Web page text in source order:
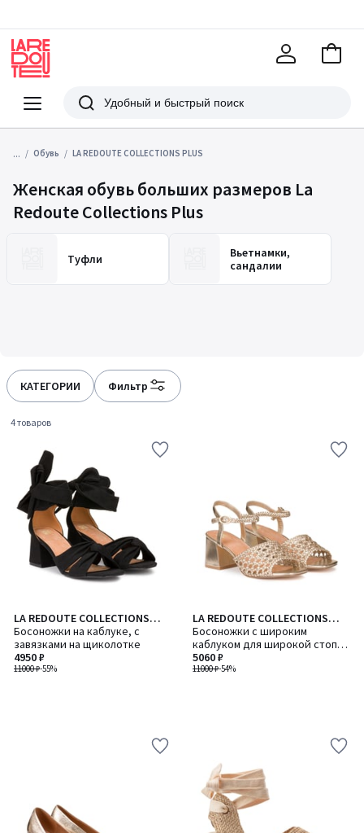
Меню
Redoute
Поиск
В
... Обувь LA REDOUTE COLLECTIONS PLUS
Женская обувь больших размеров La
Redoute Collections Plus
Туфли
Вьетнамки,
сандалии
КАТЕГОРИИ Фильтр
4 товаров
LA REDOUTE COLLECTIONS
PLUS
Босоножки на каблуке, с
завязками на щиколотке
11000 ₽-55%
4950 ₽
LA REDOUTE COLLECTIONS
PLUS
Босоножки с широким
каблуком для широкой стопы,
размеры 38-45
11000 ₽-54%
5060 ₽